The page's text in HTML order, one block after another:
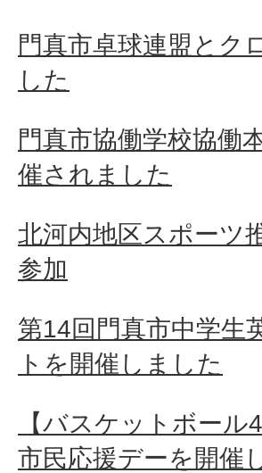
門真市卓球連盟とク
した
門真市協働学校協働
催されました
北河内地区スポーツ
参加
第14回門真市中学生
トを開催しました
【バスケットボー
市民応援デーを開催